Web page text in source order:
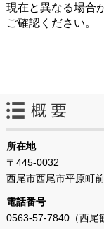
現在と異なる場合
ご確認ください。
所在地
〒445-0032
西尾市西尾市平原町
電話番号
0563-57-7840（西尾